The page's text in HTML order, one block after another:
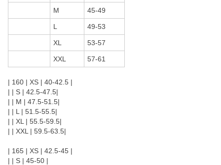
M 45-49
L 49-53
XL 53-57
XXL 57-61
| 160 | XS | 40-42.5 |
| | S | 42.5-47.5|
| | M | 47.5-51.5|
| | L | 51.5-55.5|
| | XL | 55.5-59.5|
| | XXL | 59.5-63.5|
| 165 | XS | 42.5-45 |
| | S | 45-50 |